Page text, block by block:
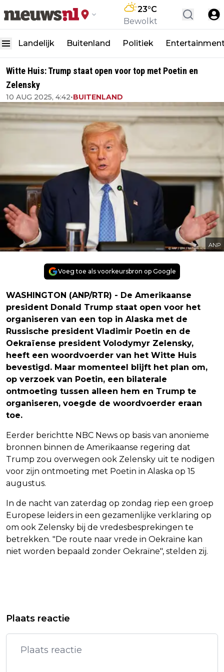
23°C
Bewolkt
Landelijk Buitenland Politiek
Witte Huis: Trump staat open voor top met Poetin en
Zelensky
10 AUG 2025, 4:42•BUITENLAND
ANP
Voeg toe als voorkeursbron op Google
WASHINGTON (ANP/RTR) - De Amerikaanse
president Donald Trump staat open voor het
organiseren van een top in Alaska met de
Russische president Vladimir Poetin en de
Oekraïense president Volodymyr Zelensky,
heeft een woordvoerder van het Witte Huis
bevestigd. Maar momenteel blijft het plan om,
op verzoek van Poetin, een bilaterale
ontmoeting tussen alleen hem en Trump te
organiseren, voegde de woordvoerder eraan
toe.
Eerder berichtte NBC News op basis van anonieme
bronnen binnen de Amerikaanse regering dat
Trump zou overwegen ook Zelensky uit te nodigen
voor zijn ontmoeting met Poetin in Alaska op 15
augustus.
In de nacht van zaterdag op zondag riep een groep
Europese leiders in een gezamenlijke verklaring op
om ook Zelensky bij de vredesbesprekingen te
betrekken. "De route naar vrede in Oekraïne kan
niet worden bepaald zonder Oekraïne", stelden zij.
RUIME ZEGE VAN PSV
FREAKIER FRIDAY ONTVANGT
GEMENGDE REACTIES, CURTIS
REAGEERT
Plaats reactie